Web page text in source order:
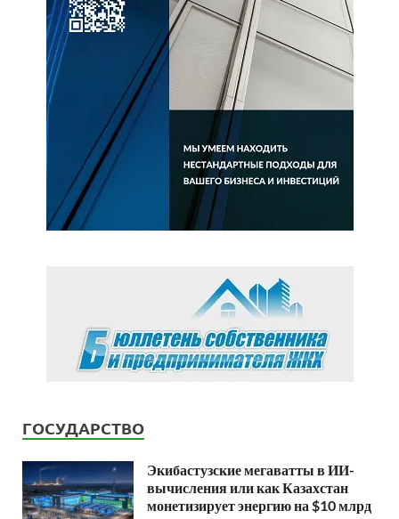
ГОСУДАРСТВО
Экибастузские мегаватты в ИИ-
вычисления или как Казахстан
монетизирует энергию на $10 млрд